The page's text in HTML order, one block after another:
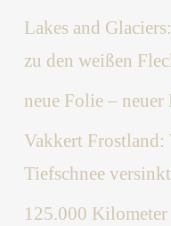
Lakes and
zu den weißen
neue Folie –
Vakkert Frostland:
Tiefschnee versinkt
125.000